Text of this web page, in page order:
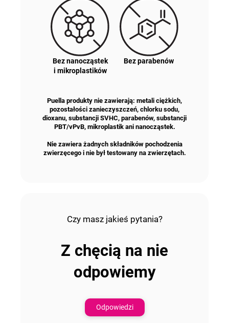
Bez nanocząstek
i mikroplastików
Bez parabenów
Puella produkty nie zawierają: metali ciężkich,
pozostałości zanieczyszczeń, chlorku sodu,
dioxanu, substancji SVHC, parabenów, substancji
PBT/vPvB, mikroplastik ani nanocząstek.
Nie zawiera żadnych składników pochodzenia
zwierzęcego i nie był testowany na zwierzętach.
Czy masz jakieś pytania?
Z chęcią na nie
odpowiemy
Odpowiedzi